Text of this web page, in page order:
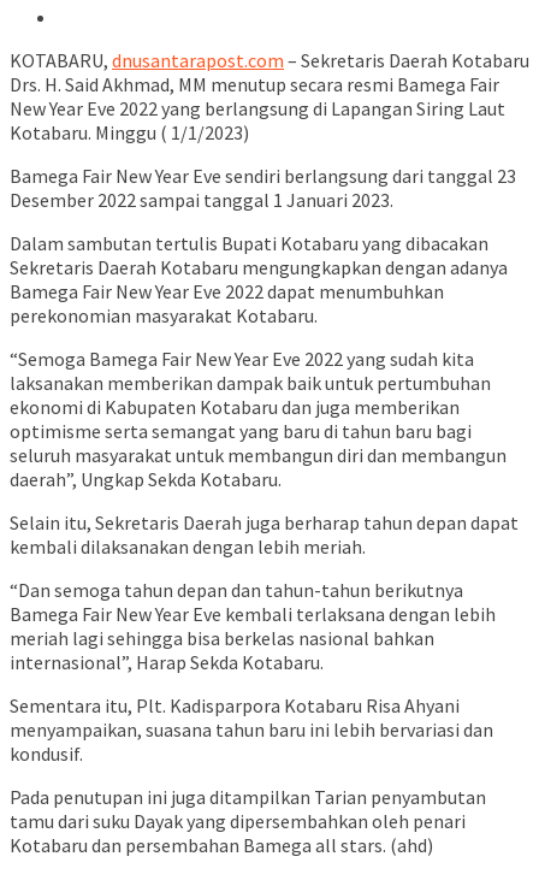
KOTABARU, dnusantarapost.com – Sekretaris Daerah Kotabaru
Drs. H. Said Akhmad, MM menutup secara resmi Bamega Fair
New Year Eve 2022 yang berlangsung di Lapangan Siring Laut
Kotabaru. Minggu ( 1/1/2023)
Bamega Fair New Year Eve sendiri berlangsung dari tanggal 23
Desember 2022 sampai tanggal 1 Januari 2023.
Dalam sambutan tertulis Bupati Kotabaru yang dibacakan
Sekretaris Daerah Kotabaru mengungkapkan dengan adanya
Bamega Fair New Year Eve 2022 dapat menumbuhkan
perekonomian masyarakat Kotabaru.
“Semoga Bamega Fair New Year Eve 2022 yang sudah kita
laksanakan memberikan dampak baik untuk pertumbuhan
ekonomi di Kabupaten Kotabaru dan juga memberikan
optimisme serta semangat yang baru di tahun baru bagi
seluruh masyarakat untuk membangun diri dan membangun
daerah”, Ungkap Sekda Kotabaru.
Selain itu, Sekretaris Daerah juga berharap tahun depan dapat
kembali dilaksanakan dengan lebih meriah.
“Dan semoga tahun depan dan tahun-tahun berikutnya
Bamega Fair New Year Eve kembali terlaksana dengan lebih
meriah lagi sehingga bisa berkelas nasional bahkan
internasional”, Harap Sekda Kotabaru.
Sementara itu, Plt. Kadisparpora Kotabaru Risa Ahyani
menyampaikan, suasana tahun baru ini lebih bervariasi dan
kondusif.
Pada penutupan ini juga ditampilkan Tarian penyambutan
tamu dari suku Dayak yang dipersembahkan oleh penari
Kotabaru dan persembahan Bamega all stars. (ahd)